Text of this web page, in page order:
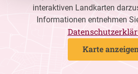
interaktiven Landkarten
Informationen entnehmen
Karte